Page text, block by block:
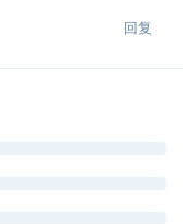
回复